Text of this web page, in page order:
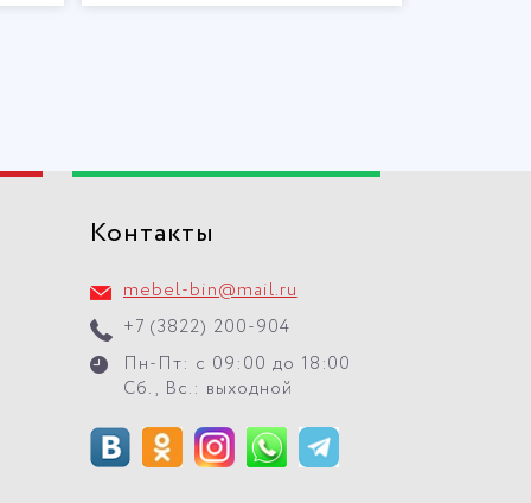
Контакты
mebel-bin@mail.ru
+7 (3822) 200-904
Пн-Пт: с 09:00 до 18:00
Сб., Вс.: выходной